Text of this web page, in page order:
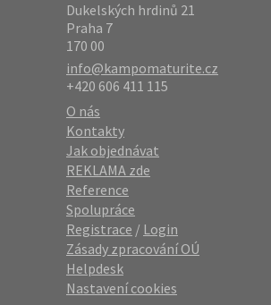
Dukelských hrdinů 21
Praha 7
170 00
info@kampomaturite.cz
+420 606 411 115
O nás
Kontakty
Jak objednávat
REKLAMA zde
Reference
Spolupráce
Registrace / Login
Zásady zpracování OÚ
Helpdesk
Nastavení cookies